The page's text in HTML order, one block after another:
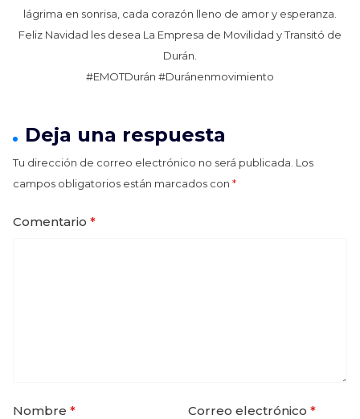
lágrima en sonrisa, cada corazón lleno de amor y esperanza.
Feliz Navidad les desea La Empresa de Movilidad y Transitó de
Durán.
#EMOTDurán #Duránenmovimiento
Deja una respuesta
Tu dirección de correo electrónico no será publicada. Los
campos obligatorios están marcados con *
Comentario *
Nombre * Correo electrónico *